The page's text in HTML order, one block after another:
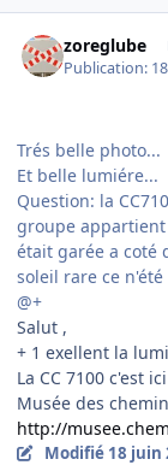
zoreglube
Publication:
Trés belle photo...
Et belle lumiére...
Question: la
groupe
était garée a coté
soleil rare ce n'été
@+
Salut ,
+ 1 exellent la
La CC 7100 c'est
Musée des
http://
Modifié 18 juin